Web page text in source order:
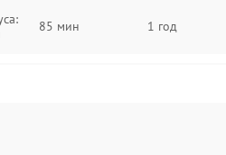
85 мин 1 год